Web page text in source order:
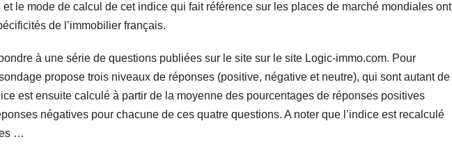
le mode de calcul de cet indice qui fait référence sur les places de marché mondiales ont
de l’immobilier français.
à une série de questions publiées sur le site sur le site Logic-immo.com. Pour
propose trois niveaux de réponses (positive, négative et neutre), qui sont autant de
est ensuite calculé à partir de la moyenne des pourcentages de réponses positives
négatives pour chacune de ces quatre questions. A noter que l’indice est recalculé
…